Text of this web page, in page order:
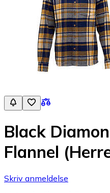
Black
Flannel
Skriv anmeldelse